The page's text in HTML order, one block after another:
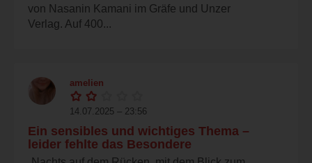
von Nasanin Kamani im Gräfe und Unzer
Verlag. Auf 400...
amelien
14.07.2025 – 23:56
Ein sensibles und wichtiges Thema –
leider fehlte das Besondere